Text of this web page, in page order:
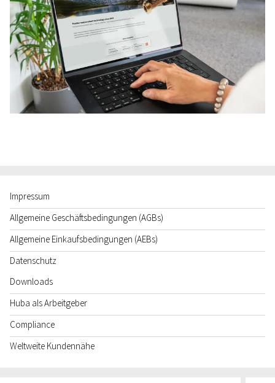
Impressum
Allgemeine Geschäftsbedingungen (AGBs)
Allgemeine Einkaufsbedingungen (AEBs)
Datenschutz
Downloads
Huba als Arbeitgeber
Compliance
Weltweite Kundennähe